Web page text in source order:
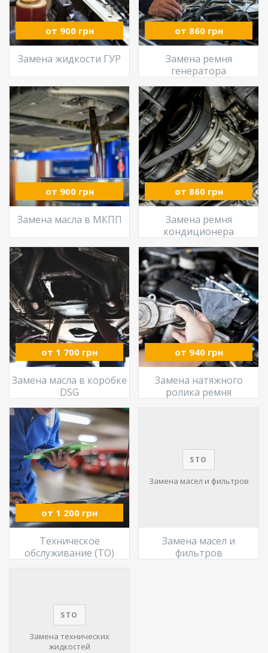
от 900 грн
Замена жидкости ГУР
от 860 грн
Замена ремня
генератора
от 900 грн
Замена масла в МКПП
от 860 грн
Замена ремня
кондиционера
от 1 700 грн
Замена масла в коробке
DSG
от 940 грн
Замена натяжного
ролика ремня
от 1 200 грн
Техническое
обслуживание (ТО)
STO
Замена масел и фильтров
Замена масел и
фильтров
STO
Замена технических
жидкостей